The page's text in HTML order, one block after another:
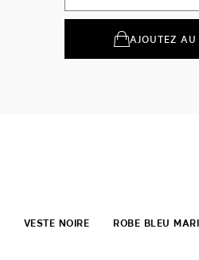
AJOUTEZ
VESTE NOIRE ROBE BLEU